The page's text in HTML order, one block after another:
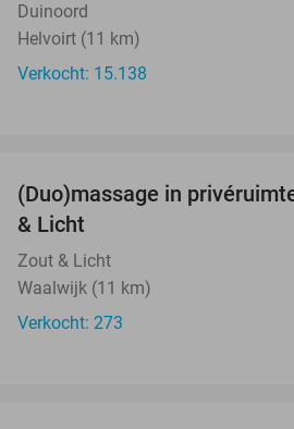
Duinoord
Helvoirt (11 km)
Verkocht: 15.138
(Duo)massage in
& Licht
Zout & Licht
Waalwijk (11 km)
Verkocht: 273